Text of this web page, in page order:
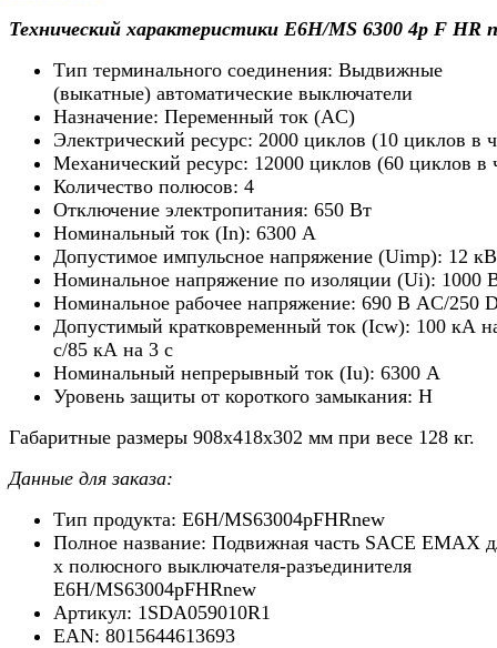
Технический характеристики E6H/MS 6300 4p F HR
Тип терминального соединения: Выдвижные
(выкатные) автоматические выключатели
Назначение: Переменный ток (AC)
Электрический ресурс: 2000 циклов (10 циклов в
Механический ресурс: 12000 циклов (60 циклов в
Количество полюсов: 4
Отключение электропитания: 650 Вт
Номинальный ток (In): 6300 А
Допустимое импульсное напряжение (Uimp): 12 кВ
Номинальное напряжение по изоляции (Ui): 1000
Номинальное рабочее напряжение: 690 В AC/250
Допустимый кратковременный ток (Icw): 100 кА
с/85 кА на 3 с
Номинальный непрерывный ток (Iu): 6300 А
Уровень защиты от короткого замыкания: H
Габаритные размеры 908х418х302 мм при весе 128 кг.
Данные для заказа:
Тип продукта: E6H/MS63004pFHRnew
Полное название: Подвижная часть SACE EMAX
х полюсного выключателя-разъединителя
E6H/MS63004pFHRnew
Артикул: 1SDA059010R1
EAN: 8015644613693